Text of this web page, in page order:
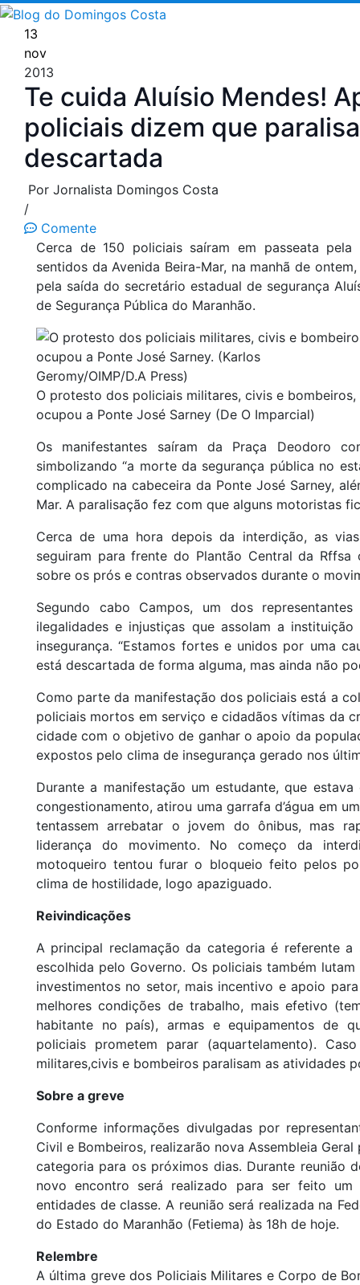
Pular
para
conteúdo
13
nov
2013
Te cuida Aluísio Mendes!
policiais dizem que
descartada
Por Jornalista Domingos Costa
/
Comente
Cerca de 150 policiais saíram em passeata
sentidos da Avenida Beira-Mar, na manhã de
pela saída do secretário estadual de segurança
de Segurança Pública do Maranhão.
O protesto dos policiais militares, civis e bombeiros,
ocupou a Ponte José Sarney (De O Imparcial)
Os manifestantes saíram da Praça Deodoro
simbolizando “a morte da segurança pública no
complicado na cabeceira da Ponte José Sarney,
Mar. A paralisação fez com que alguns motoristas
Cerca de uma hora depois da interdição, as
seguiram para frente do Plantão Central da
sobre os prós e contras observados durante o
Segundo cabo Campos, um dos
ilegalidades e injustiças que assolam a
insegurança. “Estamos fortes e unidos por uma
está descartada de forma alguma, mas ainda não
Como parte da manifestação dos policiais está a
policiais mortos em serviço e cidadãos vítimas da
cidade com o objetivo de ganhar o apoio da
expostos pelo clima de insegurança gerado nos
Durante a manifestação um estudante, que
congestionamento, atirou uma garrafa d’água em
tentassem arrebatar o jovem do ônibus, mas
liderança do movimento. No começo da
motoqueiro tentou furar o bloqueio feito pelos
clima de hostilidade, logo apaziguado.
Reivindicações
A principal reclamação da categoria é referente
escolhida pelo Governo. Os policiais também
investimentos no setor, mais incentivo e apoio
melhores condições de trabalho, mais efetivo
habitante no país), armas e equipamentos de
policiais prometem parar (aquartelamento).
militares,civis e bombeiros paralisam as atividades
Sobre a greve
Conforme informações divulgadas por
Civil e Bombeiros, realizarão nova Assembleia
categoria para os próximos dias. Durante reunião
novo encontro será realizado para ser feito
entidades de classe. A reunião será realizada na
do Estado do Maranhão (Fetiema) às 18h de hoje.
Relembre
A última greve dos Policiais Militares e Corpo de